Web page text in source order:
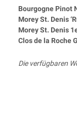
Bour­go­gne Pinot
Morey St. Denis
Morey St. Denis
Clos de la Roche
Die ver­füg­ba­ren